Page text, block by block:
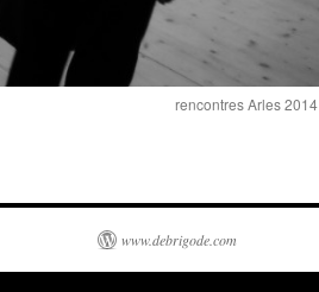
rencontres Arles 2014
www.debrigode.com